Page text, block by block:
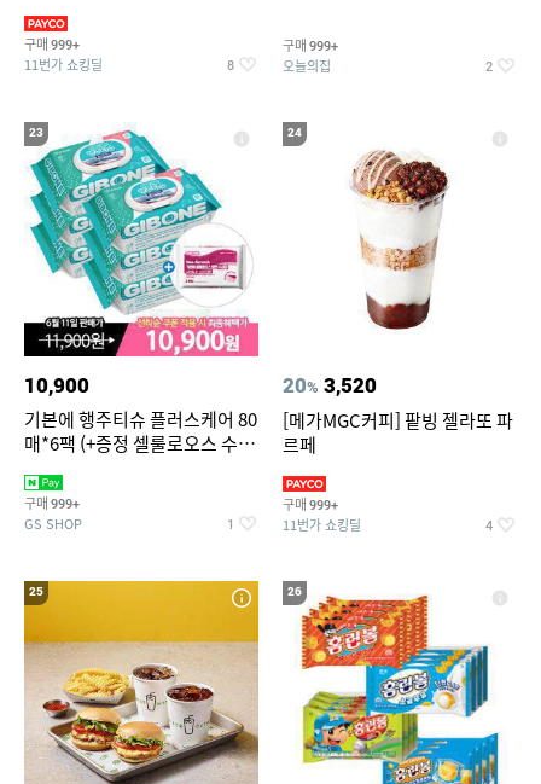
구매 999+
11번가 쇼킹딜 8
구매 999+
오늘의집 2
23
10,900
기본에 행주티슈 플러스케어 80
매*6팩 (+증정 셀룰로오스 수세
구매 999+
GS SHOP 1
24
20% 3,520
[메가MGC커피] 팥빙 젤라또 파
르페
구매 999+
11번가 쇼킹딜 4
25 26